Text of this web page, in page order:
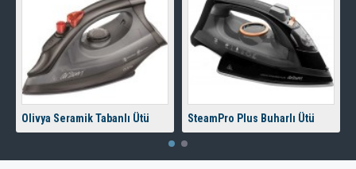
Olivya Seramik Tabanlı Ütü SteamPro Plus Buharlı Ütü